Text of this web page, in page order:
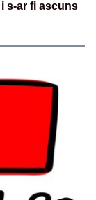
s-ar fi ascuns